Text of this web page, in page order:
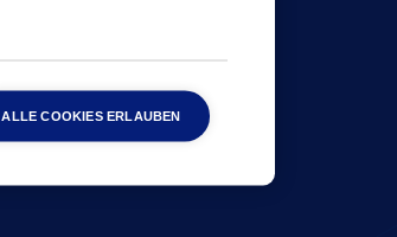
ALLE COOKIES ERLAUBEN